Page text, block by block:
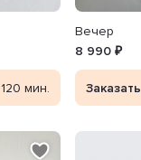
120 мин.
Вечер
8 990 ₽
Заказать